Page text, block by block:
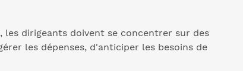
dirigeants doivent se concentrer sur des
les dépenses, d'anticiper les besoins de